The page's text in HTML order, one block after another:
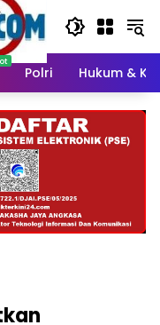
Polri Hukum &